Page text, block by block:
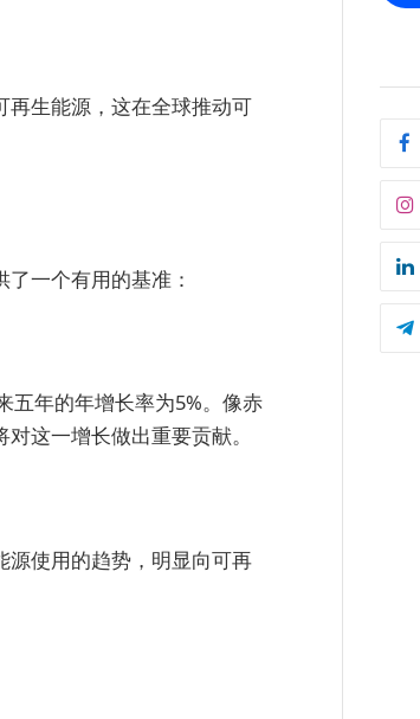
再生能源，这在全球推动可
一个有用的基准：
五年的年增长率为5%。像赤
这一增长做出重要贡献。
源使用的趋势，明显向可再